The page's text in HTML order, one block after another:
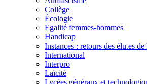
Collège
Écologie
Egalité femmes-hommes
Handicap
Instances : retours des élu.es
International
Interpro
Laïcité
Lycées généraux et